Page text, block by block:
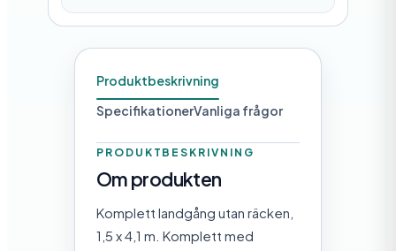
d
Produktbeskrivning
SpecifikationerVanliga frågor
PRODUKTBESKRIVNING
Om produkten
Komplett landgång utan räcken,
1,5 x 4,1 m. Komplett med